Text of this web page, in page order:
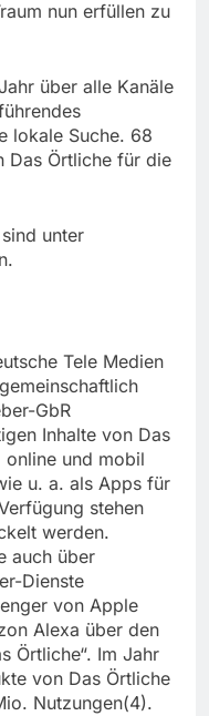
nun erfüllen zu
über alle Kanäle
lokale Suche. 68
Das Örtliche für die
unter
Tele Medien
GbR
Inhalte von Das
online und mobil
u. a. als Apps für
stehen
werden.
auch über
Dienste
von Apple
Alexa über den
Örtliche“. Im Jahr
von Das Örtliche
Nutzungen(4).